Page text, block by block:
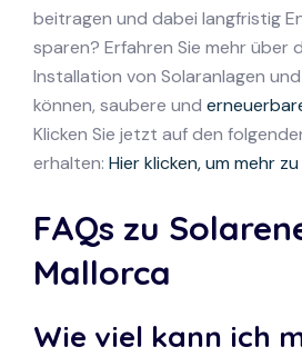
beitragen und dabei langfristig
sparen? Erfahren Sie mehr über
Installation von Solaranlagen
können, saubere und
Klicken Sie jetzt auf den
erhalten: Hier klicken, um mehr
FAQs zu
Mallorca
Wie viel kann ich